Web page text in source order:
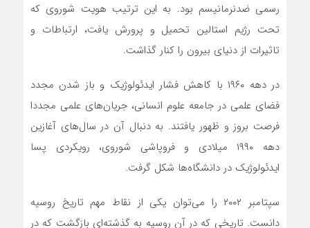
رسمی ضدنرمانیسم بود. به این ترتیب هویت شوروی که
تحت رژیم استالین تحمیل و پرورش یافت، ارتباطات و
تاثیرات از دنیای بیرون را کنار گذاشت.
در دهه ۱۹۶۰ با کاهش فشار ایدئولوژیک و باز شدن مجدد
فضای علمی در جامعه علوم انسانی، جریان‌های علمی مجددا
فرصت بروز و ظهور یافتند. به دنبال آن‌ در سال‌های آغازین
دهه ۱۹۹۰ میلادی و فروپاشی شوروی، رویکردی پسا
ایدئولوژیک در دانشگاه‌ها شکل گرفت.
سپتامبر ۲۰۰۲ را می‌توان یکی از نقاط مهم تاریخ روسیه
دانست. تاریخی که در آن روسیه به گذشته‌ای بازگشت که در